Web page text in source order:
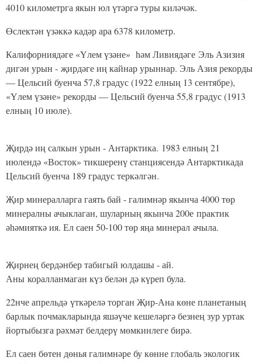
4010 километрга якын юл үтәргә туры киләчәк.
Өслектән үзәккә кадәр ара 6378 километр.
Калифорниядәге «Үлем үзәне» һәм Ливиядәге Эль Азизия
дигән урын - җирдәге иң кайнар урыннар. Эль Азия рекорды
— Цельсий буенча 57,8 градус (1922 елның 13 сентябре),
«Үлем үзәне» рекорды — Цельсий буенча 55,8 градус (1913
елның 10 июле).
Җирдә иң салкын урын - Антарктика. 1983 елның 21
июлендә «Восток» тикшеренү станциясендә Антарктикада
Цельсий буенча 189 градус теркәлгән.
Җир минералларга гаять бай - галимнәр якынча 4000 төр
минералны ачыклаган, шуларның якынча 200е практик
әһәмияткә ия. Ел саен 50-100 төр яңа минерал ачыла.
Җирнең бердәнбер табигый юлдашы - ай.
Аны коралланмаган күз белән дә күреп була.
22нче апрельдә үткәрелә торган Җир-Ана көне планетаның
барлык почмакларында яшәүче кешеләргә безнең зур уртак
йортыбызга рәхмәт белдерү мөмкинлеге бирә.
Ел саен бөтен дөнья галимнәре бу көнне глобаль экологик